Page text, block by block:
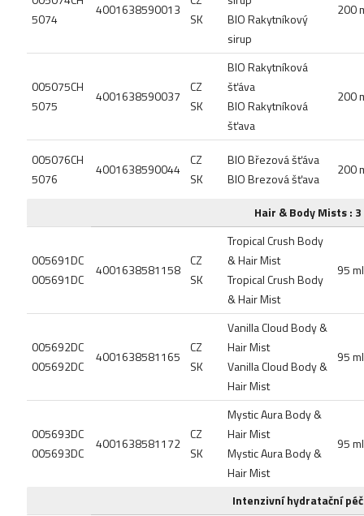
5074
4001638590013
SK
BIO Rakytníkový
sirup
200
005075CH
5075
4001638590037
CZ
SK
BIO Rakytníková
šťáva
BIO Rakytníková
šťava
200
005076CH
5076
4001638590044
CZ
SK
BIO Březová šťáva
BIO Brezová šťava
200
Hair & Body Mists : 3
005691DC
005691DC
4001638581158
CZ
SK
Tropical Crush Body
& Hair Mist
Tropical Crush Body
& Hair Mist
95 ml
005692DC
005692DC
4001638581165
CZ
SK
Vanilla Cloud Body &
Hair Mist
Vanilla Cloud Body &
Hair Mist
95 ml
005693DC
005693DC
4001638581172
CZ
SK
Mystic Aura Body &
Hair Mist
Mystic Aura Body &
Hair Mist
95 ml
Intenzivní hydratační